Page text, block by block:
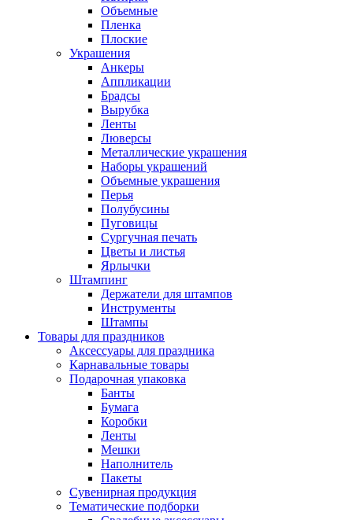
Объемные
Пленка
Плоские
Украшения
Анкеры
Аппликации
Брадсы
Вырубка
Ленты
Люверсы
Металлические украшения
Наборы украшений
Объемные украшения
Перья
Полубусины
Пуговицы
Сургучная печать
Цветы и листья
Ярлычки
Штампинг
Держатели для штампов
Инструменты
Штампы
Товары для праздников
Аксессуары для праздника
Карнавальные товары
Подарочная упаковка
Банты
Бумага
Коробки
Ленты
Мешки
Наполнитель
Пакеты
Сувенирная продукция
Тематические подборки